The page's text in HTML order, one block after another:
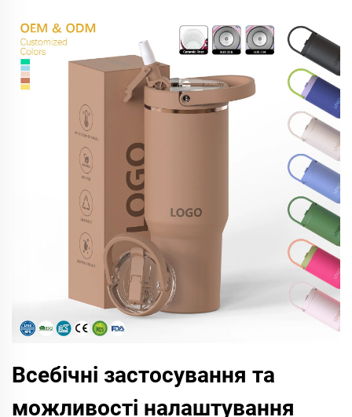
Всебічні застосування та
можливості налаштування